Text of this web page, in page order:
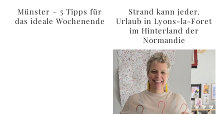
Münster – 5 Tipps für
das ideale Wochenende
Strand kann jeder.
Urlaub in Lyons-la-Foret
im Hinterland der
Normandie